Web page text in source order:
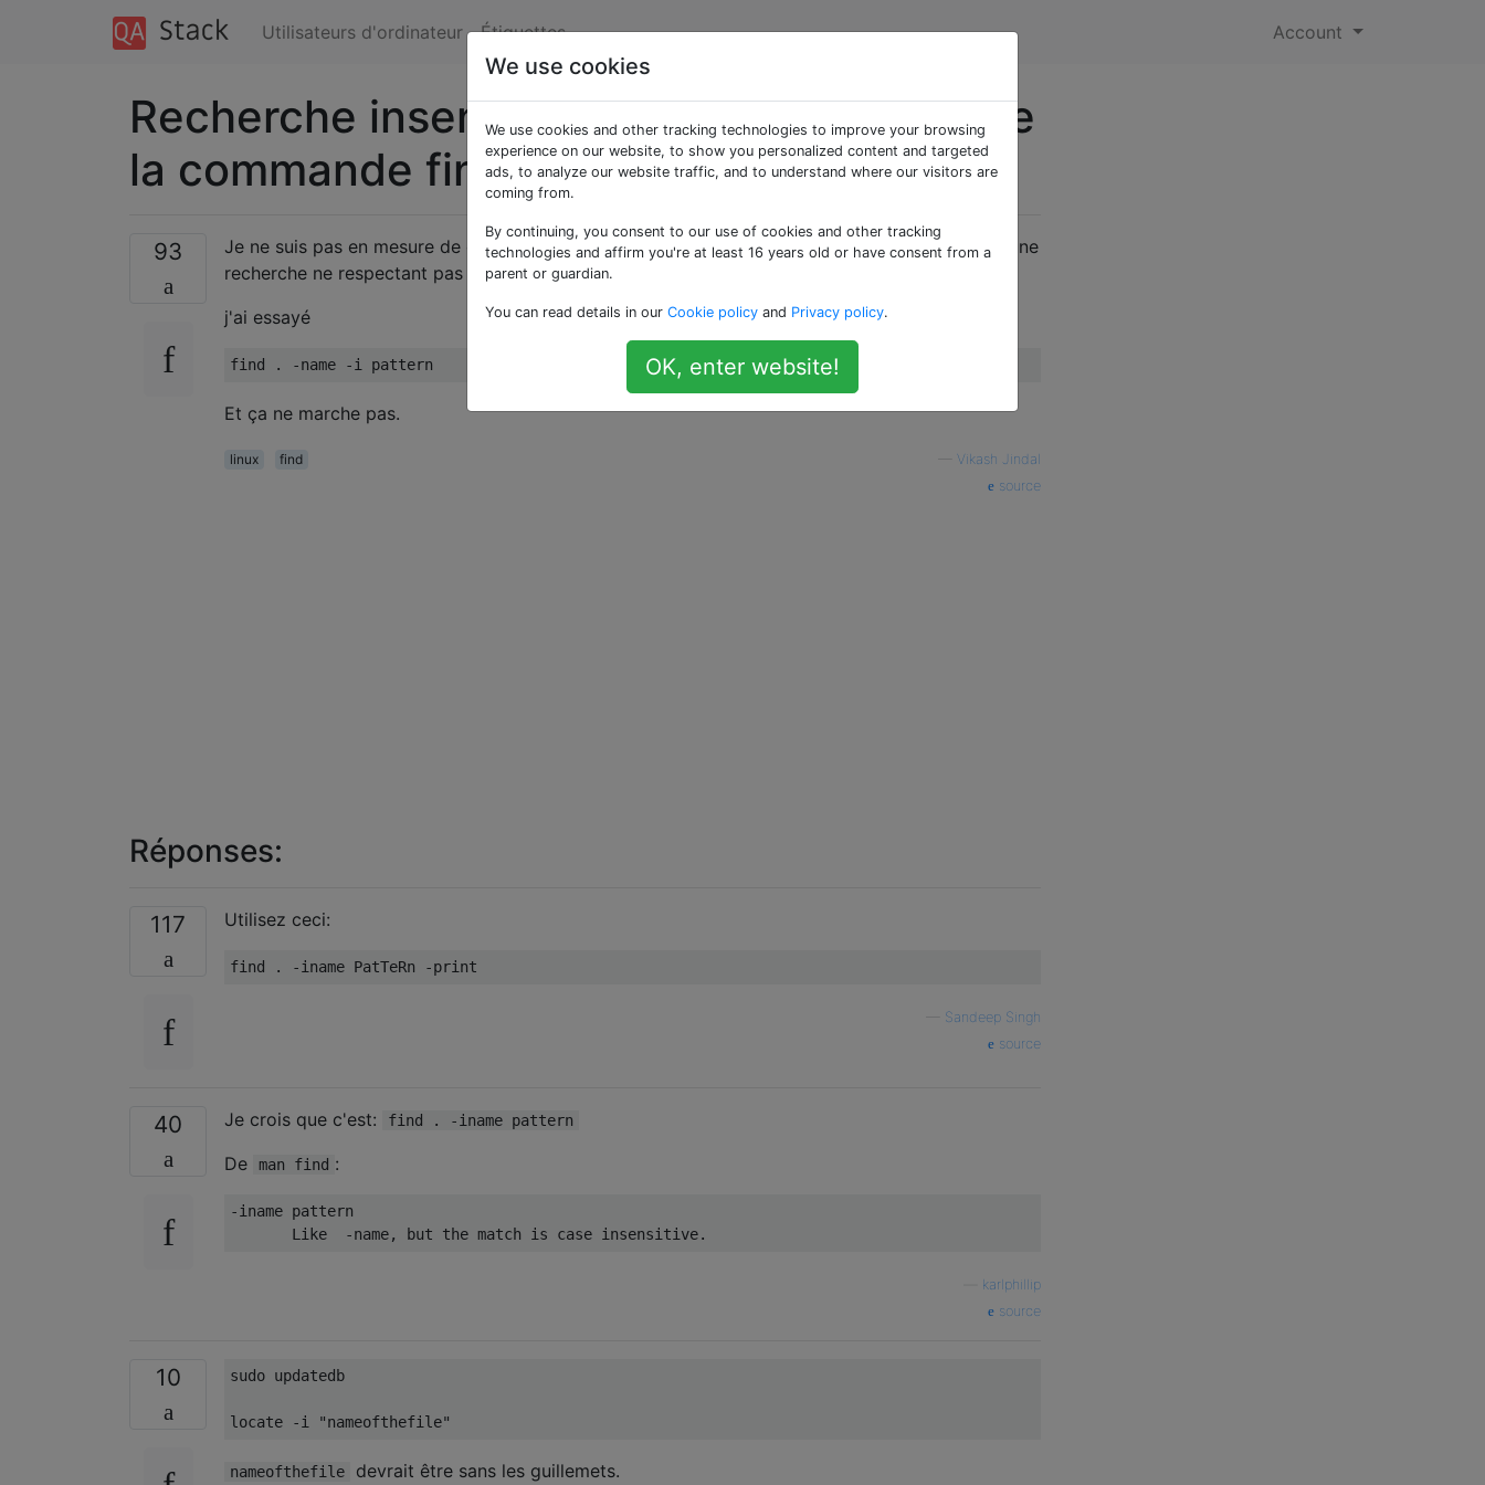
Utilisateurs d'ordinateur Étiquettes Account
Recherche insensible à la casse à partir de
la commande find?
93 Je ne suis pas en mesure de comprendre comment utiliser la find commande pour effectuer une
recherche ne respectant pas la casse .
j'ai essayé
Et ça ne marche pas.
linux find
Vikash Jindal
source
Réponses:
117 Utilisez ceci:
Sandeep Singh
source
40 Je crois que c'est: find . -iname pattern
De man find :
-iname pattern
karlphillip
source
10 sudo updatedb
nameofthefile devrait être sans les guillemets.
We use cookies
We use cookies and other tracking technologies to improve your browsing
experience on our website, to show you personalized content and targeted
ads, to analyze our website traffic, and to understand where our visitors are
coming from.
By continuing, you consent to our use of cookies and other tracking
technologies and affirm you're at least 16 years old or have consent from a
parent or guardian.
You can read details in our Cookie policy and Privacy policy.
OK, enter website!